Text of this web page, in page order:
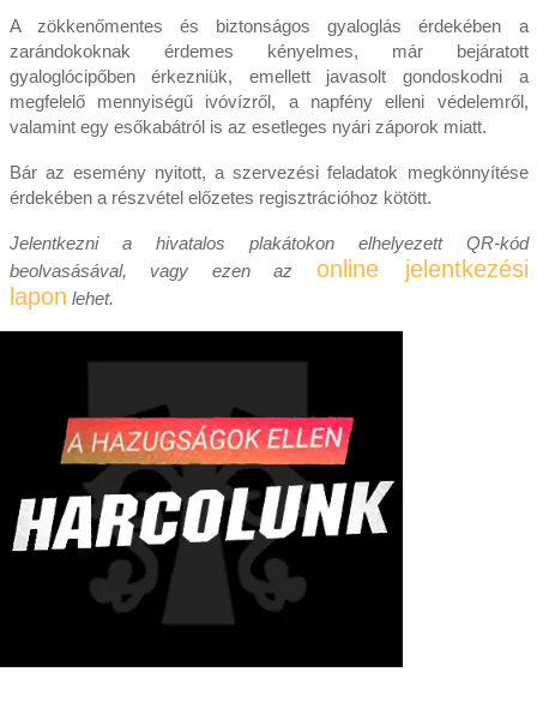
A zökkenőmentes és biztonságos gyaloglás érdekében a
zarándokoknak érdemes kényelmes, már bejáratott
gyaloglócipőben érkezniük, emellett javasolt gondoskodni a
megfelelő mennyiségű ivóvízről, a napfény elleni védelemről,
valamint egy esőkabátról is az esetleges nyári záporok miatt.
Bár az esemény nyitott, a szervezési feladatok megkönnyítése
érdekében a részvétel előzetes regisztrációhoz kötött.
Jelentkezni a hivatalos plakátokon elhelyezett QR-kód
beolvasásával, vagy ezen az online jelentkezési
lapon lehet.